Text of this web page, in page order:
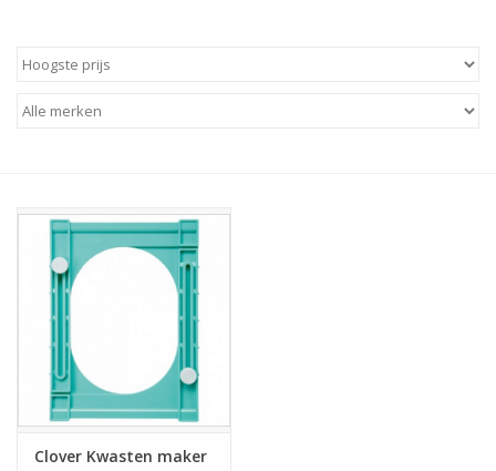
Opbergsystemen
Stoffen
Breien en haken
Handwerk
Workshop
Clover Kwasten maker